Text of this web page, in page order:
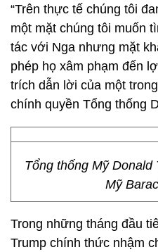
“Trên thực tế chúng tôi
một mặt chúng tôi muốn
tác với Nga nhưng mặt
phép họ xâm phạm đến
trích dẫn lời của một
chính quyền Tổng thống
Tổng thống Mỹ
Mỹ
Trong những tháng đầu
Trump chính thức nhậm